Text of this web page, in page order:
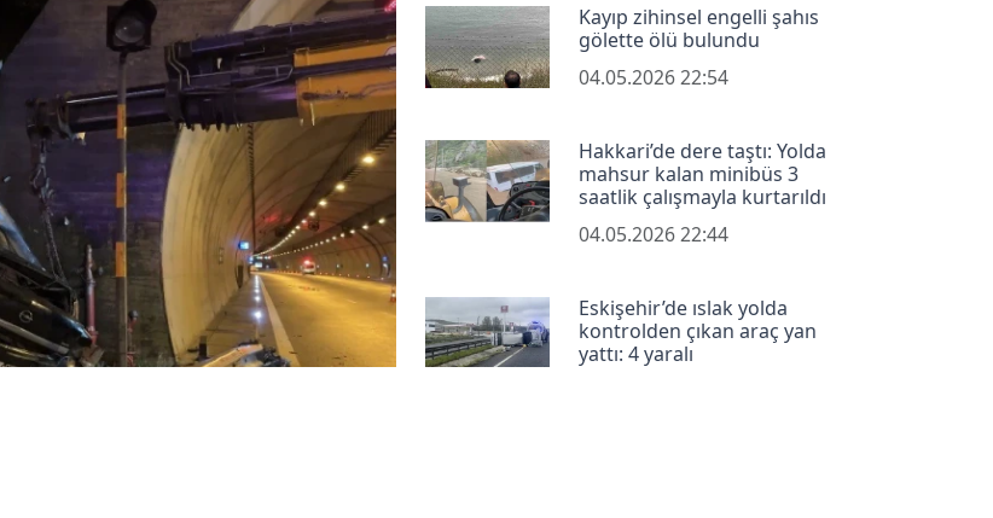
Kayıp zihinsel engelli şahıs
gölette ölü bulundu
04.05.2026 22:54
Hakkari’de dere taştı: Yolda
mahsur kalan minibüs 3
saatlik çalışmayla kurtarıldı
04.05.2026 22:44
Eskişehir’de ıslak yolda
kontrolden çıkan araç yan
yattı: 4 yaralı